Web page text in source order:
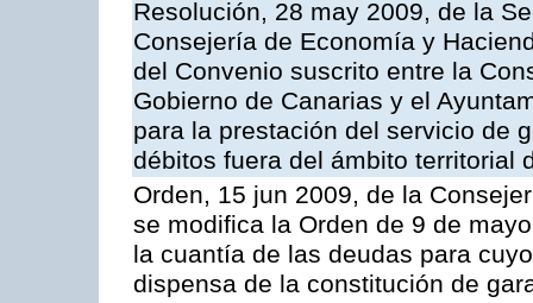
Resolución, 28 may 2009, de la
Consejería de Economía y
del Convenio suscrito entre la
Gobierno de Canarias y el
para la prestación del servicio de
débitos fuera del ámbito territorial
Orden, 15 jun 2009, de la
se modifica la Orden de 9 de
la cuantía de las deudas para
dispensa de la constitución de